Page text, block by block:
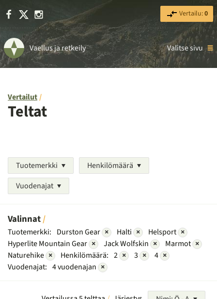
Facebook Instagram Vertailu:0
Vaellus ja retkeily Valitse sivu
Vertailut
Teltat
Tuotemerkki
Henkilömäärä
Vuodenajat
Valinnat
Tuotemerkki: Durston Gear × Halti × Helsport ×
Hyperlite Mountain Gear × Jack Wolfskin × Marmot ×
Naturehike × Henkilömäärä: 2 × 3 × 4 ×
Vuodenajat: 4 vuodenajan ×